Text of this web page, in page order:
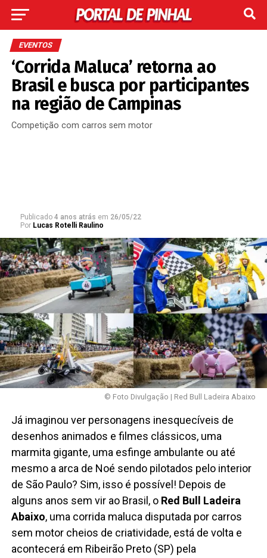
EVENTOS
‘Corrida Maluca’ retorna ao
Brasil e busca por participantes
na região de Campinas
Competição com carros sem motor
Publicado 4 anos atrás em 26/05/22
Por Lucas Rotelli Raulino
© Foto Divulgação | Red Bull Ladeira Abaixo
Já imaginou ver personagens inesquecíveis de
desenhos animados e filmes clássicos, uma
marmita gigante, uma esfinge ambulante ou até
mesmo a arca de Noé sendo pilotados pelo interior
de São Paulo? Sim, isso é possível! Depois de
alguns anos sem vir ao Brasil, o Red Bull Ladeira
Abaixo, uma corrida maluca disputada por carros
sem motor cheios de criatividade, está de volta e
acontecerá em Ribeirão Preto (SP) pela